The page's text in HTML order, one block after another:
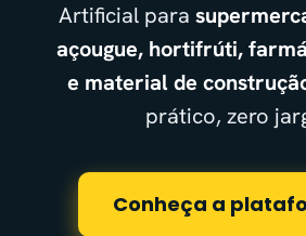
Artificial para
açougue, hortifrúti,
e material de
prático, zero
Conheça a